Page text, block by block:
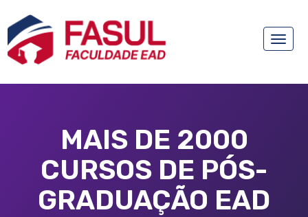
Toggle
MAIS DE 2000
CURSOS DE PÓS-
GRADUAÇÃO EAD